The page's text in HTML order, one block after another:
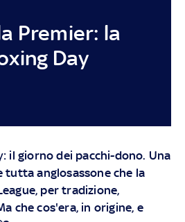
Premier: la
Day
il giorno dei pacchi-dono. Una
tutta anglosassone che la
per tradizione,
che cos'era, in origine, e